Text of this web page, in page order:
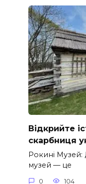
Відкрийте
скарбниця
Рокині Музей:
музей — це
0 104